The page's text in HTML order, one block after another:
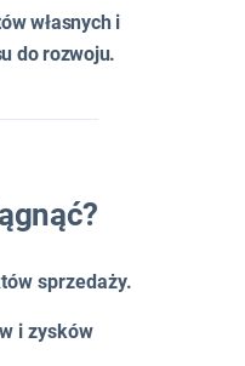
własnych i
do rozwoju.
sprzedaży.
i zysków